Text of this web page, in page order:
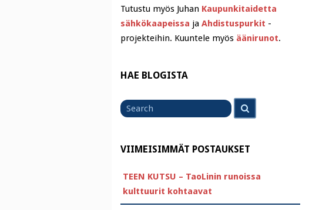
Tutustu myös Juhan Kaupunkitaidetta
sähkökaapeissa ja Ahdistuspurkit -
projekteihin. Kuuntele myös äänirunot.
HAE BLOGISTA
for
VIIMEISIMMÄT POSTAUKSET
TEEN KUTSU – TaoLinin runoissa
kulttuurit kohtaavat